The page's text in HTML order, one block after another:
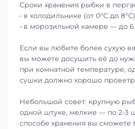
Сроки хранения рыбки в
• в холодильнике (от 0°С до
• в морозильной камере — до
Если вы любите более сухую
вы можете досушить её до
при комнатной температуре,
сушки должно хорошо
Небольшой совет: крупную
одной штуке, мелкие — по 2-3
способе хранения вы сможете